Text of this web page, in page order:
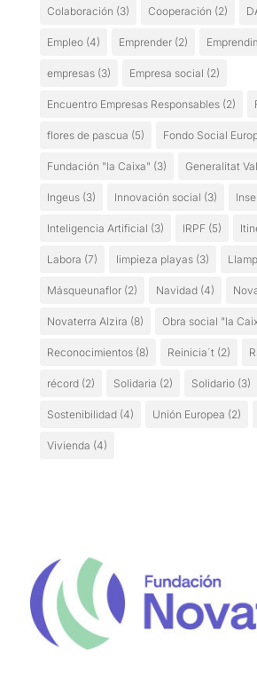
Colaboración (3) Cooperación (2)
Empleo(4) Emprender(2)
empresas(3) Empresa social (2)
Encuentro Empresas Responsables(2)
flores de pascua (5) Fondo Social
Fundación "la Caixa" (3) Generalitat
Ingeus(3) Innovación social (3)
Inteligencia Artificial (3) IRPF(5)
Labora (7) limpieza playas(3) Llamp
Másqueunaflor(2) Navidad(4)
Novaterra Alzira (8) Obra social "la
Reconocimientos(8) Reinicia´t (2)
récord(2) Solidaria (2) Solidario(3)
Sostenibilidad(4) Unión Europea (2)
Vivienda (4)